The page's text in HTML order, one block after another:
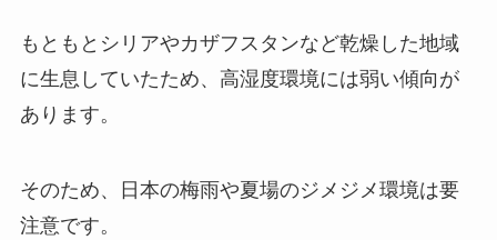
もともとシリアやカザフスタンなど乾燥した地域
に生息していたため、高湿度環境には弱い傾向が
あります。
そのため、日本の梅雨や夏場のジメジメ環境は要
注意です。